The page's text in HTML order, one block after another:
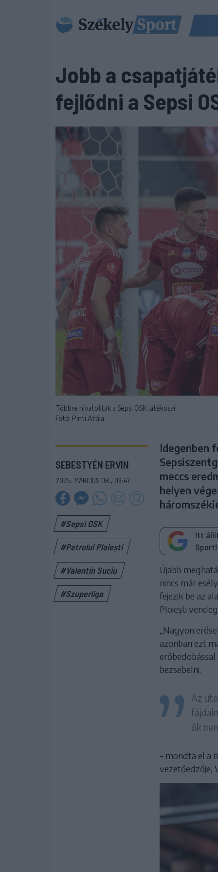
Jobb a
fejlődni a Sepsi
Többre hívatottak a Sepsi OSK játékosai
Fotó: Pinti Attila
SEBESTYÉN ERVIN
2025. MÁRCIUS 08., 09:47
#Sepsi OSK
#Petrolul Ploiești
#Valentin Suciu
#Szuperliga
Idegenben
meccs
helyen
Itt
Sport!
Újabb
nincs már
fejezik be az
Ploiești
„Nagyon
azonban ezt
bezsebelni.
Az
ők
– mondta el a
vezetőedzője,